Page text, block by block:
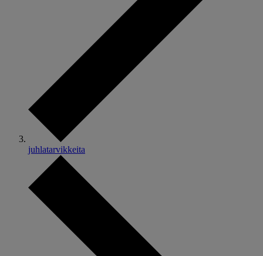
juhlatarvikkeita